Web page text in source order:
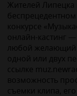
Жителей Липецка
конкурсе
онлайн-кастинг
любой желающий
одной или двух
ссылке
возможность
съемки клипа,